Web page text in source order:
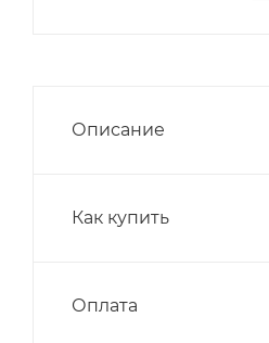
Описание
Как купить
Оплата